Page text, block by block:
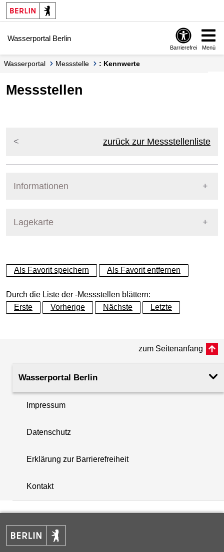
Springe zur Navigation
Springe zum Inhalt
Wasserportal Berlin
Barrierefrei Menü
Wasserportal Messstelle : Kennwerte
Messstellen
zurück zur Messstellenliste
Informationen
Lagekarte
+
−
+
−
Als Favorit speichern Als Favorit entfernen
Durch die Liste der -Messstellen blättern:
Erste
Vorherige Nächste Letzte
zum Seitenanfang
Wasserportal Berlin
Impressum
Datenschutz
Erklärung zur Barrierefreiheit
Kontakt